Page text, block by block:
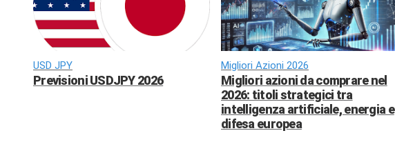
USD JPY
Previsioni USDJPY 2026
Migliori Azioni 2026
Migliori azioni da comprare nel
2026: titoli strategici tra
intelligenza artificiale, energia e
difesa europea